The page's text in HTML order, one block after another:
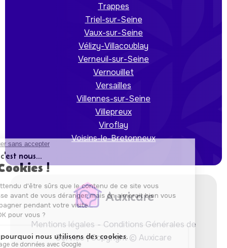
Trappes
Triel-sur-Seine
Vaux-sur-Seine
Vélizy-Villacoublay
Verneuil-sur-Seine
Vernouillet
Versailles
Villennes-sur-Seine
Villepreux
Viroflay
Voisins-le-Bretonneux
Auxicare
Mentions légales - Conditions Générales de
Service| Copyright © Auxicare